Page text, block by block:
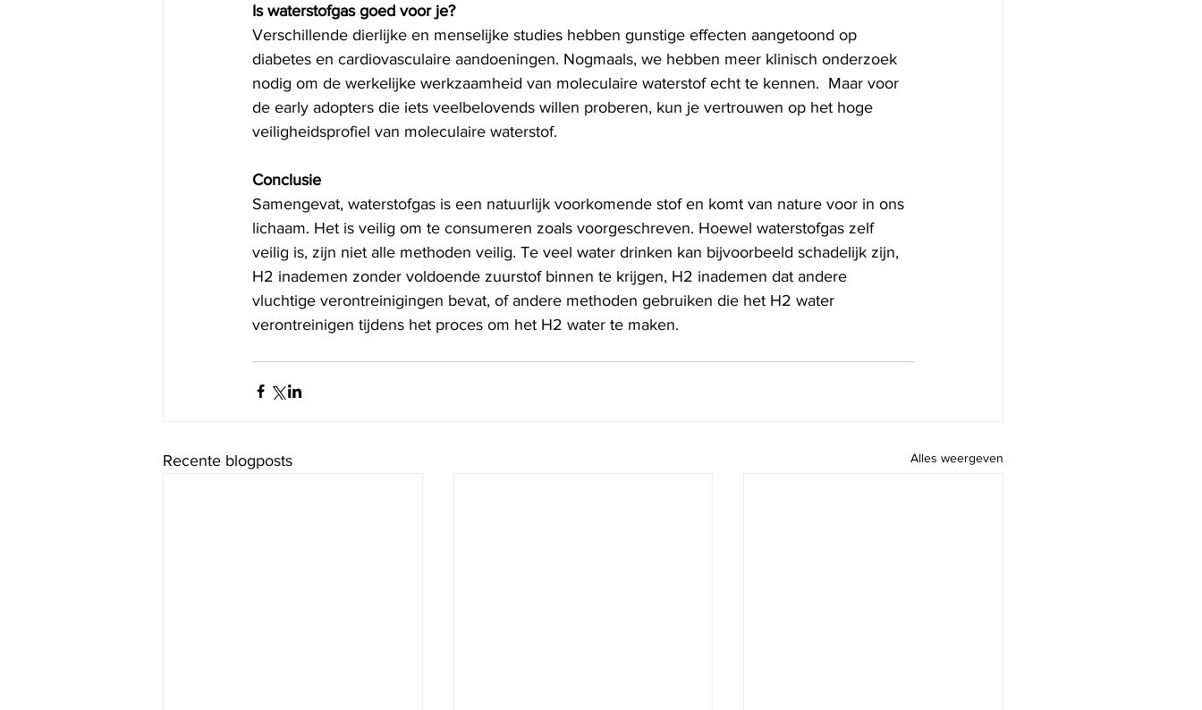
Is waterstofgas goed voor je?
Verschillende dierlijke en menselijke studies hebben gunstige effecten aangetoond op
diabetes en cardiovasculaire aandoeningen. Nogmaals, we hebben meer klinisch onderzoek
nodig om de werkelijke werkzaamheid van moleculaire waterstof echt te kennen.  Maar voor
de early adopters die iets veelbelovends willen proberen, kun je vertrouwen op het hoge
veiligheidsprofiel van moleculaire waterstof.
Conclusie
Samengevat, waterstofgas is een natuurlijk voorkomende stof en komt van nature voor in ons
lichaam. Het is veilig om te consumeren zoals voorgeschreven. Hoewel waterstofgas zelf
veilig is, zijn niet alle methoden veilig. Te veel water drinken kan bijvoorbeeld schadelijk zijn,
H2 inademen zonder voldoende zuurstof binnen te krijgen, H2 inademen dat andere
vluchtige verontreinigingen bevat, of andere methoden gebruiken die het H2 water
verontreinigen tijdens het proces om het H2 water te maken.
Recente blogposts Alles weergeven